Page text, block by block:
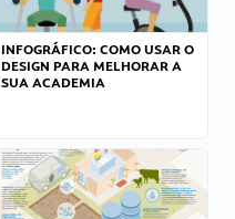
INFOGRÁFICO: COMO USAR O
DESIGN PARA MELHORAR A
SUA ACADEMIA